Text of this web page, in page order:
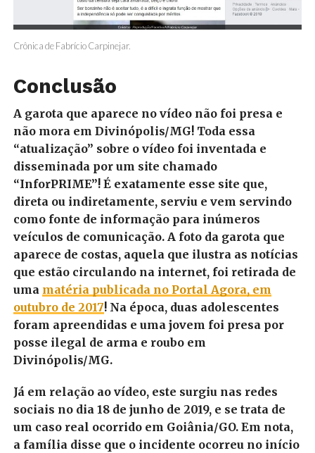
Crônica de Fabrício Carpinejar.
Conclusão
A garota que aparece no vídeo não foi presa e
não mora em Divinópolis/MG! Toda essa
“atualização” sobre o vídeo foi inventada e
disseminada por um site chamado
“InforPRIME”! É exatamente esse site que,
direta ou indiretamente, serviu e vem servindo
como fonte de informação para inúmeros
veículos de comunicação. A foto da garota que
aparece de costas, aquela que ilustra as notícias
que estão circulando na internet, foi retirada de
uma matéria publicada no Portal Agora, em
outubro de 2017! Na época, duas adolescentes
foram apreendidas e uma jovem foi presa por
posse ilegal de arma e roubo em
Divinópolis/MG.
Já em relação ao vídeo, este surgiu nas redes
sociais no dia 18 de junho de 2019, e se trata de
um caso real ocorrido em Goiânia/GO. Em nota,
a família disse que o incidente ocorreu no início